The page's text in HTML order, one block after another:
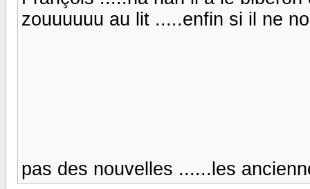
zouuuuuu au lit .....enfin si il ne
pas des nouvelles ......les